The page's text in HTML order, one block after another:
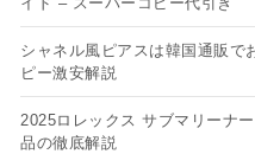
シャネル風ピアスは韓国通販で
ピー​激安解説
2025ロレックス サブマリーナ
品の徹底解説